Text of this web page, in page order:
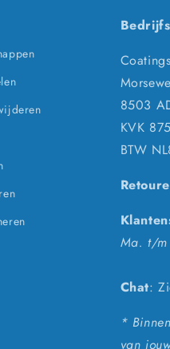
8503
KVK
BTW
Ma. t/
Chat:
*
van